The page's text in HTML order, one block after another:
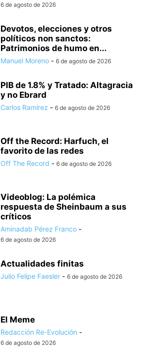
6 de agosto de 2026
Devotos, elecciones y otros
políticos non sanctos:
Patrimonios de humo en...
Manuel Moreno - 6 de agosto de 2026
PIB de 1.8% y Tratado: Altagracia
y no Ebrard
Carlos Ramírez - 6 de agosto de 2026
Off the Record: Harfuch, el
favorito de las redes
Off The Record - 6 de agosto de 2026
Videoblog: La polémica
respuesta de Sheinbaum a sus
críticos
Aminadab Pérez Franco -
6 de agosto de 2026
Actualidades finitas
Julio Felipe Faesler - 6 de agosto de 2026
El Meme
Redacción Re-Evolución -
6 de agosto de 2026